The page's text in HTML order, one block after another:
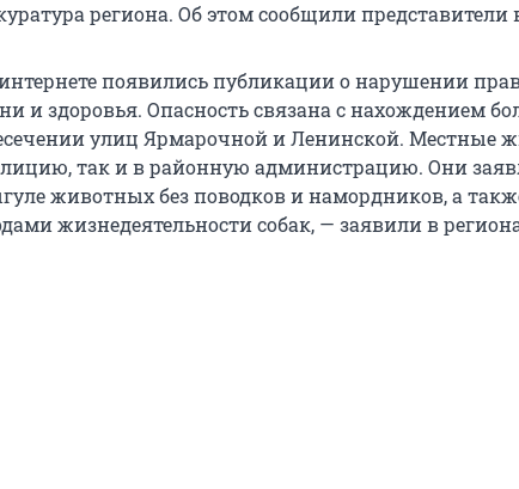
региона. Об этом сообщили представители
появились публикации о нарушении
и здоровья. Опасность связана с нахождением
улиц Ярмарочной и Ленинской. Местные
так и в районную администрацию. Они
животных без поводков и намордников, а
жизнедеятельности собак, — заявили в